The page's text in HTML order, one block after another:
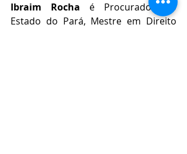
Ibraim Rocha é Procurador do
Estado do Pará, Mestre em Direito